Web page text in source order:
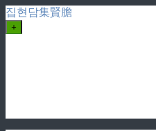
집현담集賢膽
+